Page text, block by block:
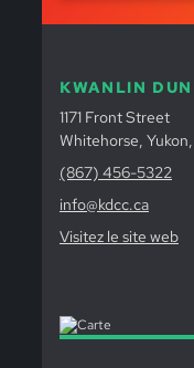
KWANLIN
1171 Front Street
Whitehorse,
(867) 456-5322
info@kdcc.ca
Visitez le site web